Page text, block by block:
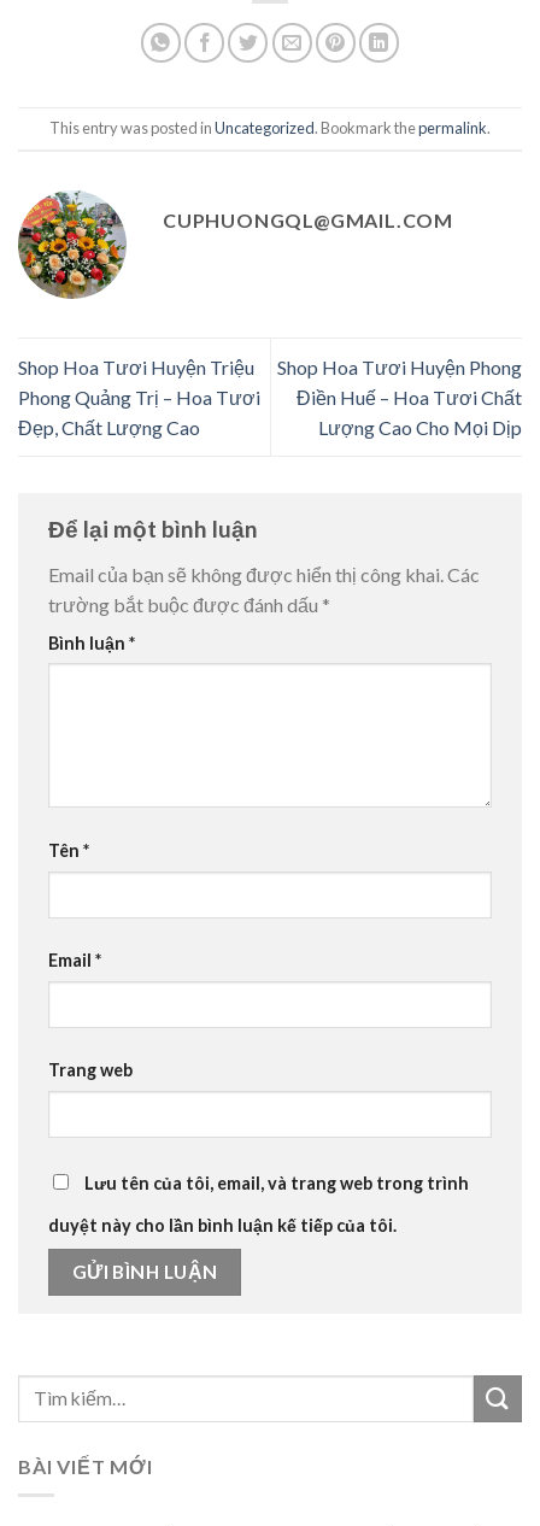
This entry was posted inUncategorized. Bookmark thepermalink.
CUPHUONGQL@GMAIL.COM
Shop Hoa Tươi Huyện Triệu
Phong Quảng Trị – Hoa Tươi
Đẹp, Chất Lượng Cao
Shop Hoa Tươi Huyện Phong
Điền Huế – Hoa Tươi Chất
Lượng Cao Cho Mọi Dịp
Để lại một bình luận
Email của bạn sẽ không được hiển thị công khai. Các
trường bắt buộc được đánh dấu *
Bình luận *
Tên *
Email *
Trang web
Lưu tên của tôi, email, và trang web trong trình
duyệt này cho lần bình luận kế tiếp của tôi.
BÀI VIẾT MỚI